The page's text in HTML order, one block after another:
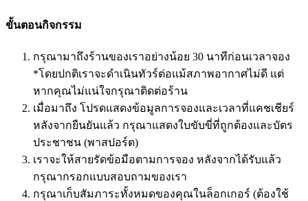
ขั้นตอนกิจกรรม
กรุณามาถึงร้านของเราอย่างน้อย 30 นาทีก่อนเวลาจอง
*โดยปกติเราจะดำเนินทัวร์ต่อแม้สภาพอากาศไม่ดี แต่
หากคุณไม่แน่ใจกรุณาติดต่อร้าน
เมื่อมาถึง โปรดแสดงข้อมูลการจองและเวลาที่แคชเชียร์
หลังจากยืนยันแล้ว กรุณาแสดงใบขับขี่ที่ถูกต้องและบัตร
ประชาชน (พาสปอร์ต)
เราจะให้สายรัดข้อมือตามการจอง หลังจากได้รับแล้ว
กรุณากรอกแบบสอบถามของเรา
กรุณาเก็บสัมภาระทั้งหมดของคุณในล็อกเกอร์ (ต้องใช้